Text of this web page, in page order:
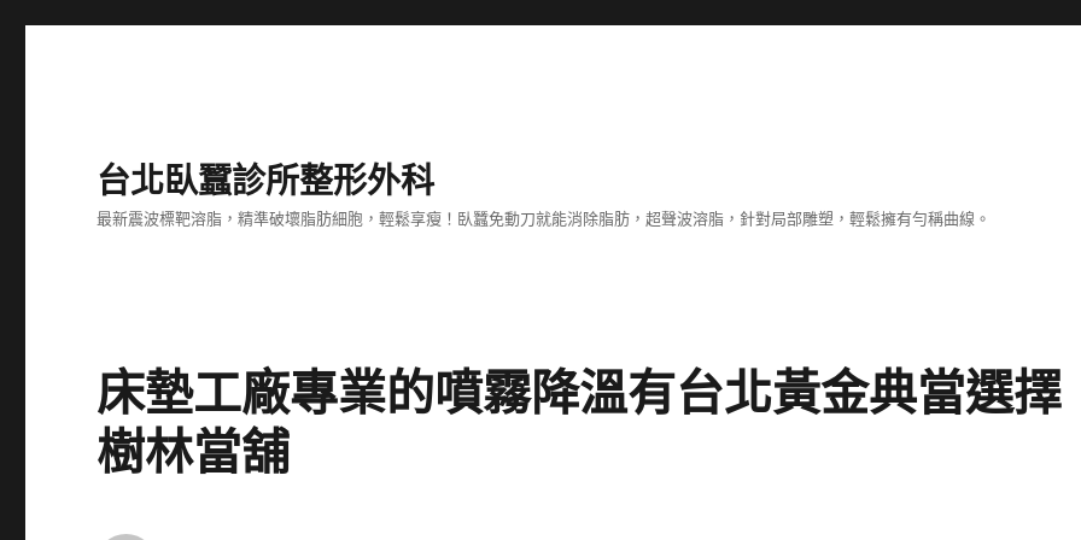
台北臥蠶診所整形外科
最新震波標靶溶脂，精準破壞脂肪細胞，輕鬆享瘦！臥蠶免動刀就能消除脂肪，超聲波溶脂，針對局部雕塑，輕鬆擁有勻稱曲線。
床墊工廠專業的噴霧降溫有台北黃金典當選擇
樹林當舖